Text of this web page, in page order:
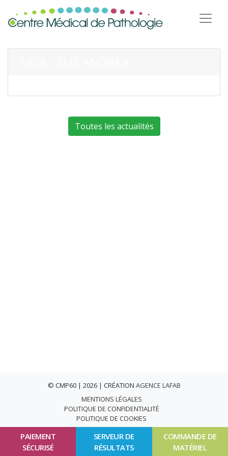
PAIEMENT
SÉCURISÉ
SERVEUR DE
RÉSULTATS
COMMANDE DE
MATÉRIEL
Toutes les actualités
© CMP60 | 2026 | CRÉATION AGENCE LAFAB
MENTIONS LÉGALES
POLITIQUE DE CONFIDENTIALITÉ
POLITIQUE DE COOKIES